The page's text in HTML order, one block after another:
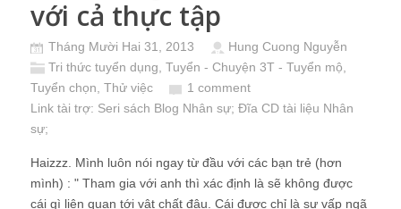
với cả thực tập
Tháng Mười Hai 31, 2013
Hung Cuong Nguyễn
Tri thức tuyển dụng Tuyển - Chuyện 3T - Tuyển mộ,
Tuyển chọn, Thử việc
1 comment
Link tài trợ: Seri sách Blog Nhân sự; Đĩa CD tài liệu Nhân
sự;
Haizzz. Mình luôn nói ngay từ đầu với các bạn trẻ (hơn
mình) : " Tham gia với anh thì xác định là sẽ không được
cái gì liên quan tới vật chất đâu. Cái được chỉ là sự vấp ngã